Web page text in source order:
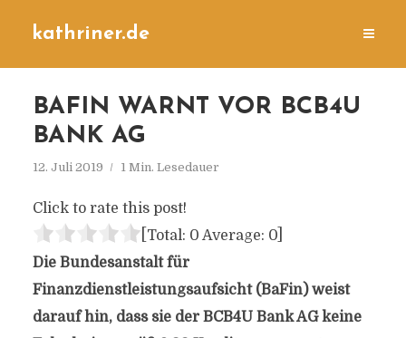
kathriner.de
BAFIN WARNT VOR BCB4U
BANK AG
12. Juli 2019 1 Min. Lesedauer
Click to rate this post!
[Total: 0 Average: 0]
Die Bundesanstalt für
Finanzdienstleistungsaufsicht (BaFin) weist
darauf hin, dass sie der BCB4U Bank AG keine